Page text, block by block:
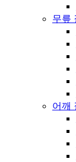
무릎
어깨